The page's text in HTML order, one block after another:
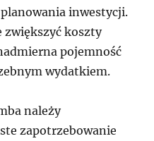
inwestycji.
zwiększyć koszty
pojemność
wydatkiem.
należy
zapotrzebowanie